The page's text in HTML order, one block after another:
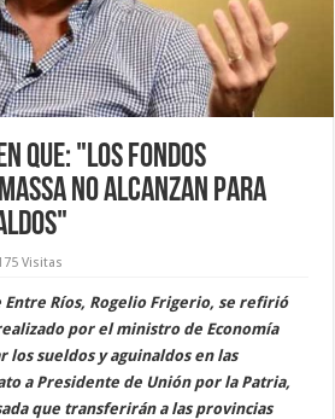
que: "Los fondos
no alcanzan para
Visitas
Ríos, Rogelio Frigerio, se refirió
por el ministro de Economía
los sueldos y aguinaldos en las
a Presidente de Unión por la Patria,
que transferirán a las provincias